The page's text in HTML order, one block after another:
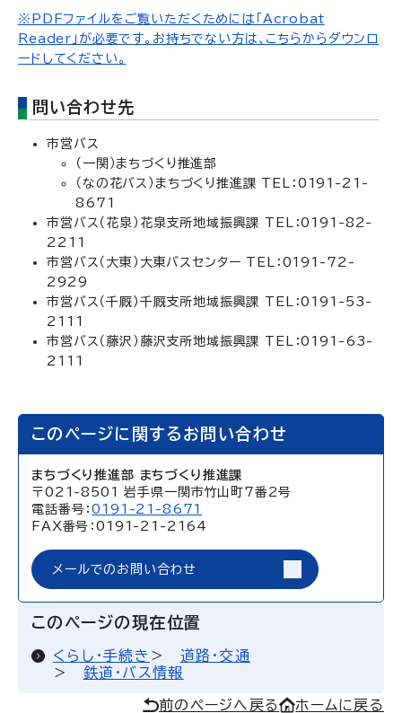
※PDFファイルをご覧いただくためには「Acrobat
Reader」が必要です。お持ちでない方は、こちらからダウンロ
ードしてください。
問い合わせ先
市営バス
（一関）まちづくり推進部
（なの花バス）まちづくり推進課 TEL：0191-21-
8671
市営バス（花泉）花泉支所地域振興課 TEL：0191-82-
2211
市営バス（大東）大東バスセンター TEL：0191-72-
2929
市営バス（千厩）千厩支所地域振興課 TEL：0191-53-
2111
市営バス（藤沢）藤沢支所地域振興課 TEL：0191-63-
2111
このページに関するお問い合わせ
まちづくり推進部 まちづくり推進課
〒021-8501 岩手県一関市竹山町7番2号
電話番号：0191-21-8671
FAX番号：0191-21-2164
メールでのお問い合わせ
このページの現在位置
くらし・手続き
道路・交通
鉄道・バス情報
前のページへ戻る ホームに戻る